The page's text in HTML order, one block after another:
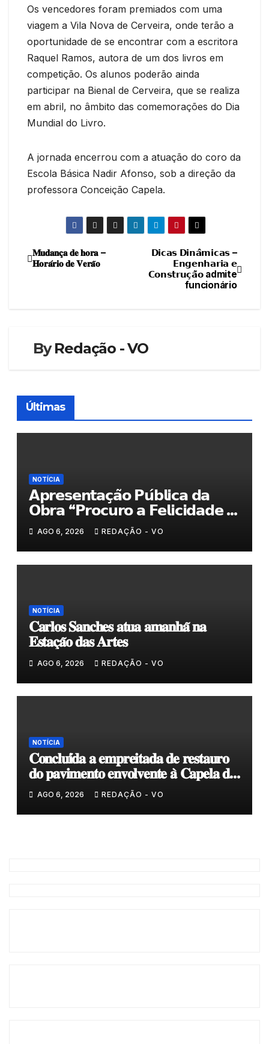
Os vencedores foram premiados com uma
viagem a Vila Nova de Cerveira, onde terão a
oportunidade de se encontrar com a escritora
Raquel Ramos, autora de um dos livros em
competição. Os alunos poderão ainda
participar na Bienal de Cerveira, que se realiza
em abril, no âmbito das comemorações do Dia
Mundial do Livro.
A jornada encerrou com a atuação do coro da
Escola Básica Nadir Afonso, sob a direção da
professora Conceição Capela.
Navegação
𝗗𝗶𝗰𝗮𝘀 𝗗𝗶𝗻𝗮̂𝗺𝗶𝗰𝗮𝘀 –
𝗘𝗻𝗴𝗲𝗻𝗵𝗮𝗿𝗶𝗮 𝗲
𝗖𝗼𝗻𝘀𝘁𝗿𝘂𝗰̧𝗮̃𝗼 admite
funcionário
𝐌𝐮𝐝𝐚𝐧𝐜̧𝐚 𝐝𝐞 𝐡𝐨𝐫𝐚 –
𝐇𝐨𝐫𝐚́𝐫𝐢𝐨 𝐝𝐞 𝐕𝐞𝐫𝐚̃𝐨
ByRedação - VO
Últimas
NOTÍCIA
𝗔𝗽𝗿𝗲𝘀𝗲𝗻𝘁𝗮𝗰̧𝗮̃𝗼 𝗣𝘂́𝗯𝗹𝗶𝗰𝗮 𝗱𝗮
𝗢𝗯𝗿𝗮 “𝗣𝗿𝗼𝗰𝘂𝗿𝗼 𝗮 𝗙𝗲𝗹𝗶𝗰𝗶𝗱𝗮𝗱𝗲 𝗲
𝗲𝗹𝗮 𝗺𝗼𝗿𝗮 𝗰𝗼𝗺𝗶𝗴𝗼”
AGO 6, 2026 REDAÇÃO - VO
NOTÍCIA
𝐂𝐚𝐫𝐥𝐨𝐬 𝐒𝐚𝐧𝐜𝐡𝐞𝐬 𝐚𝐭𝐮𝐚 𝐚𝐦𝐚𝐧𝐡𝐚̃ 𝐧𝐚
𝐄𝐬𝐭𝐚𝐜̧𝐚̃𝐨 𝐝𝐚𝐬 𝐀𝐫𝐭𝐞𝐬
AGO 6, 2026 REDAÇÃO - VO
NOTÍCIA
𝐂𝐨𝐧𝐜𝐥𝐮𝐢́𝐝𝐚 𝐚 𝐞𝐦𝐩𝐫𝐞𝐢𝐭𝐚𝐝𝐚 𝐝𝐞 𝐫𝐞𝐬𝐭𝐚𝐮𝐫𝐨
𝐝𝐨 𝐩𝐚𝐯𝐢𝐦𝐞𝐧𝐭𝐨 𝐞𝐧𝐯𝐨𝐥𝐯𝐞𝐧𝐭𝐞 𝐚̀ 𝐂𝐚𝐩𝐞𝐥𝐚 𝐝𝐞
𝐂𝐨𝐯𝐚𝐬
AGO 6, 2026 REDAÇÃO - VO